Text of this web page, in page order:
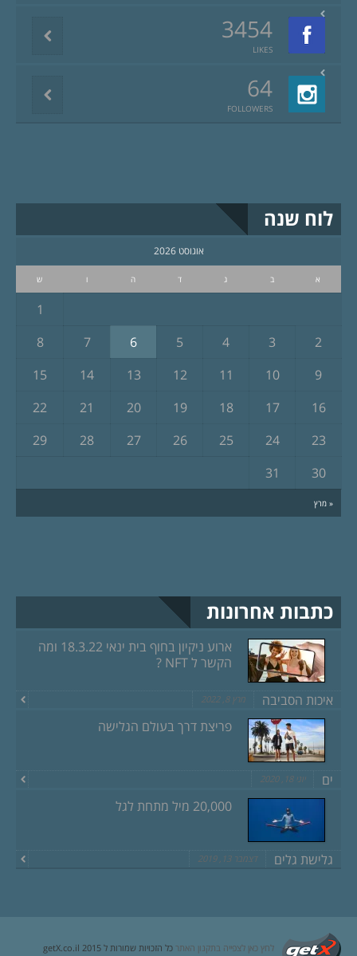
3454
LIKES
64
FOLLOWERS
לוח שנה
אוגוסט 2026
א ב ג ד ה ו ש
« מרץ
1
2
3
4
5
6
7
8
9
10
11
12
13
14
15
16
17
18
19
20
21
22
23
24
25
26
27
28
29
30
31
כתבות אחרונות
ארוע ניקיון בחוף בית ינאי 18.3.22 ומה
הקשר ל NFT ?
איכות הסביבה מרץ 8, 2022
פריצת דרך בעולם הגלישה
ים יוני 18, 2020
20,000 מיל מתחת לגל
גלישת גלים דצמבר 13, 2019
לחץ כאן לצפייה בתקנון האתר כל הזכויות שמורות ל getX.co.il 2015